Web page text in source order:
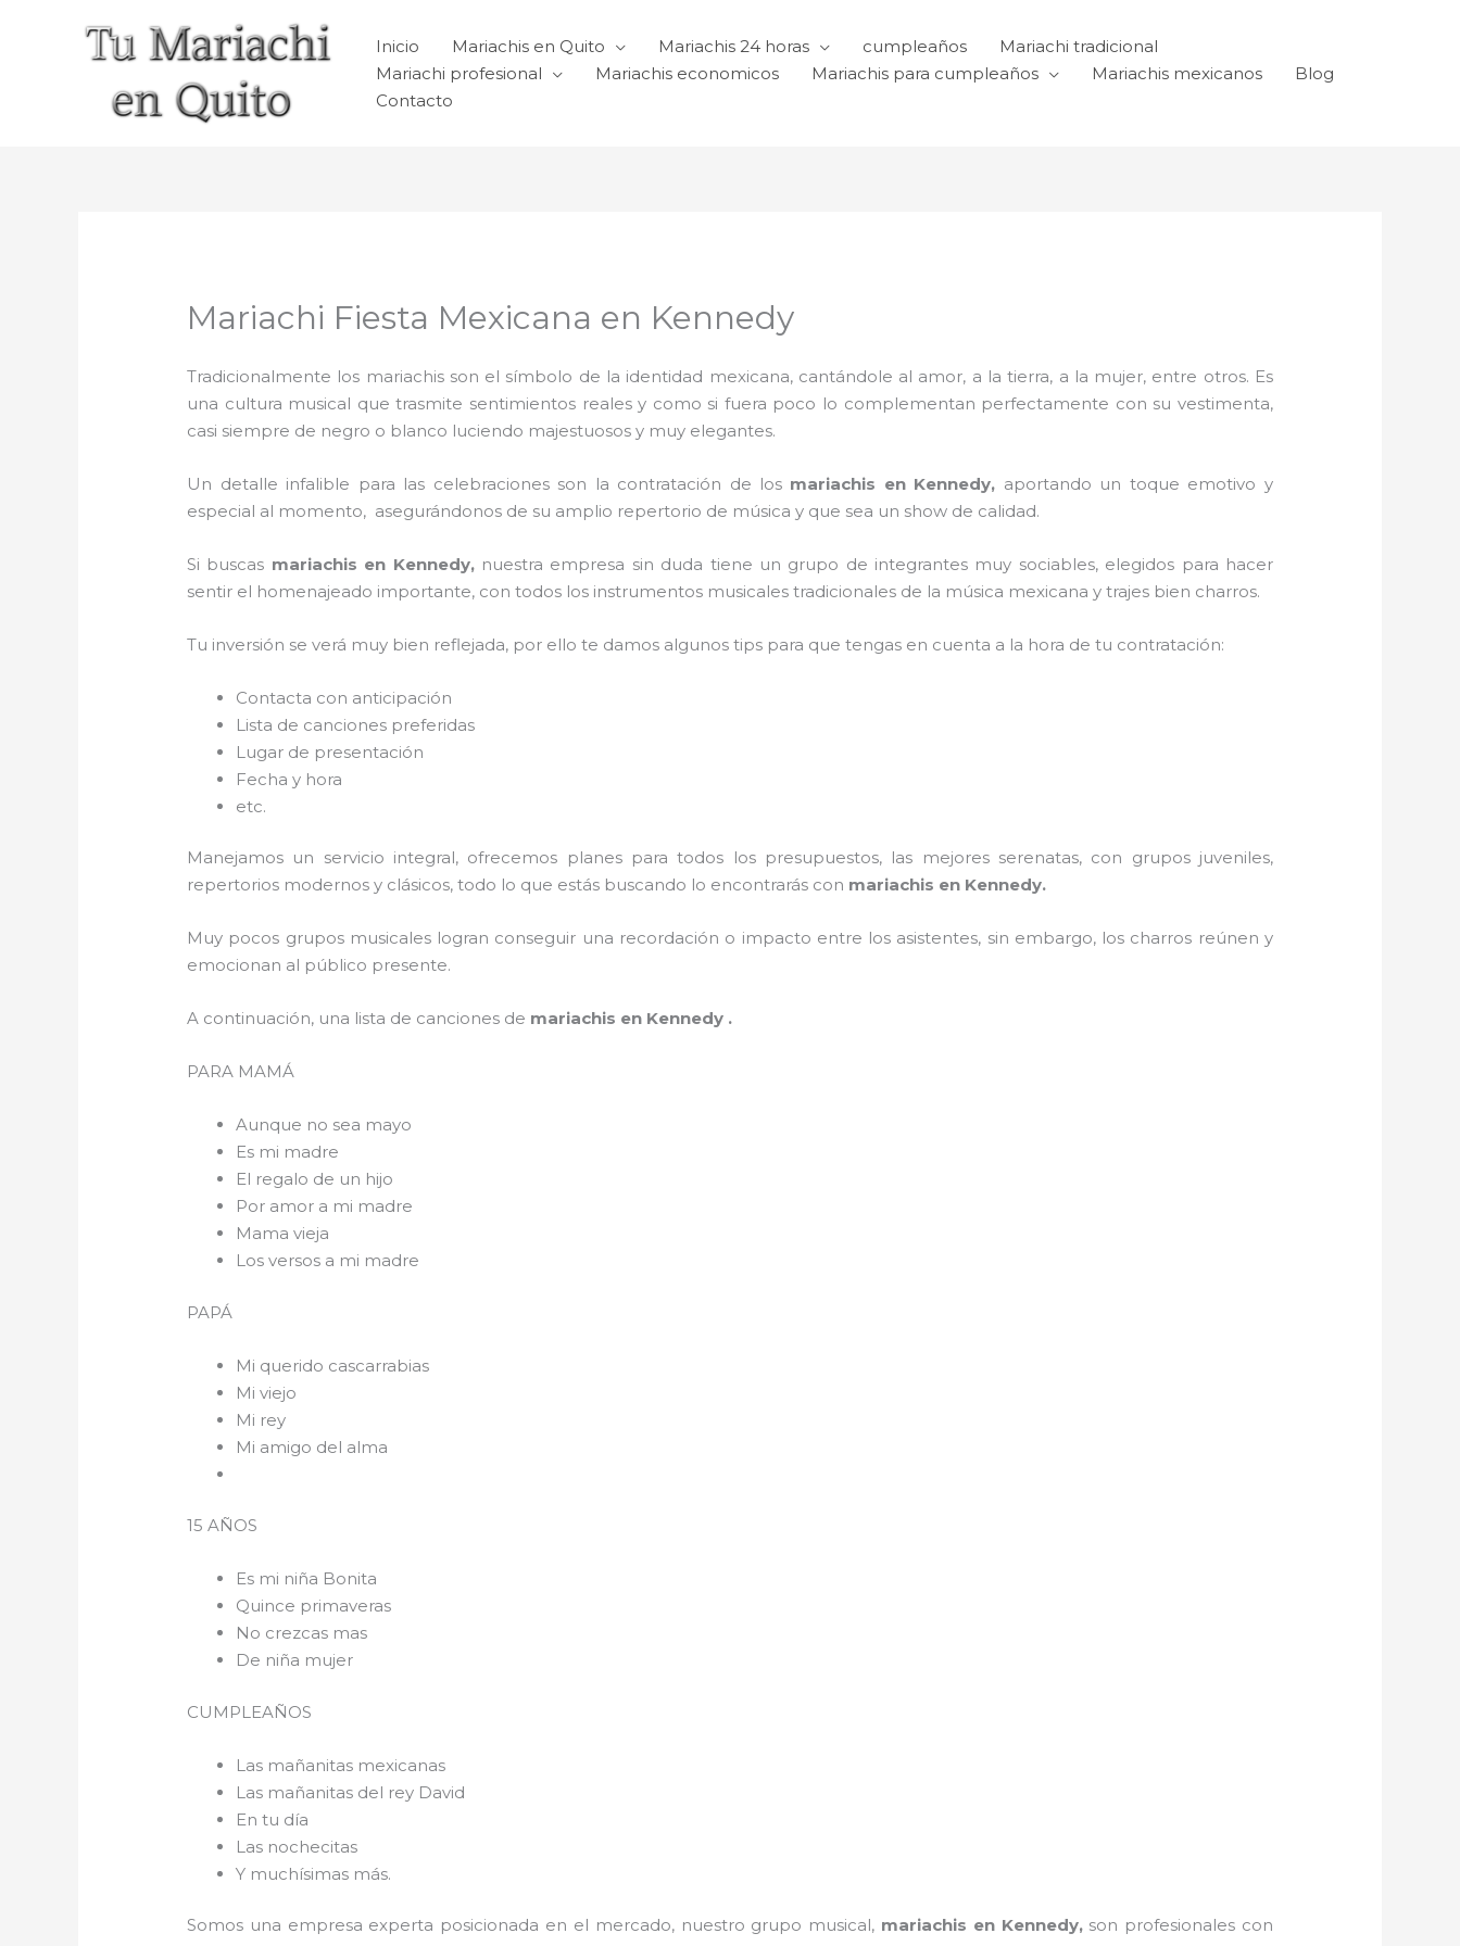
Inicio Mariachis en Quito Mariachis 24 horas cumpleaños
Mariachi tradicional
Mariachi profesional
Mariachis economicos Mariachis para cumpleaños Mariachis mexicanos
Blog
Contacto
Mariachi Fiesta Mexicana en Kennedy
Tradicionalmente los mariachis son el símbolo de la identidad mexicana, cantándole al amor, a la tierra, a la mujer, entre otros. Es
una cultura musical que trasmite sentimientos reales y como si fuera poco lo complementan perfectamente con su vestimenta,
casi siempre de negro o blanco luciendo majestuosos y muy elegantes.
Un detalle infalible para las celebraciones son la contratación de los mariachis en Kennedy, aportando un toque emotivo y
especial al momento, asegurándonos de su amplio repertorio de música y que sea un show de calidad.
Si buscas mariachis en Kennedy, nuestra empresa sin duda tiene un grupo de integrantes muy sociables, elegidos para hacer
sentir el homenajeado importante, con todos los instrumentos musicales tradicionales de la música mexicana y trajes bien charros.
Tu inversión se verá muy bien reflejada, por ello te damos algunos tips para que tengas en cuenta a la hora de tu contratación:
Contacta con anticipación
Lista de canciones preferidas
Lugar de presentación
Fecha y hora
etc.
Manejamos un servicio integral, ofrecemos planes para todos los presupuestos, las mejores serenatas, con grupos juveniles,
repertorios modernos y clásicos, todo lo que estás buscando lo encontrarás con mariachis en Kennedy.
Muy pocos grupos musicales logran conseguir una recordación o impacto entre los asistentes, sin embargo, los charros reúnen y
emocionan al público presente.
A continuación, una lista de canciones de mariachis en Kennedy .
PARA MAMÁ
Aunque no sea mayo
Es mi madre
El regalo de un hijo
Por amor a mi madre
Mama vieja
Los versos a mi madre
PAPÁ
Mi querido cascarrabias
Mi viejo
Mi rey
Mi amigo del alma
15 AÑOS
Es mi niña Bonita
Quince primaveras
No crezcas mas
De niña mujer
CUMPLEAÑOS
Las mañanitas mexicanas
Las mañanitas del rey David
En tu día
Las nochecitas
Y muchísimas más.
Somos una empresa experta posicionada en el mercado, nuestro grupo musical, mariachis en Kennedy, son profesionales con